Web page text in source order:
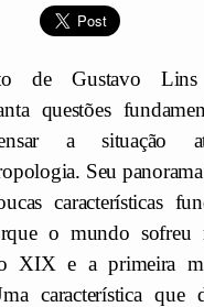
de Gustavo Lins
questões
a situação
Seu
características
o mundo sofreu
XIX e a primeira
característica que